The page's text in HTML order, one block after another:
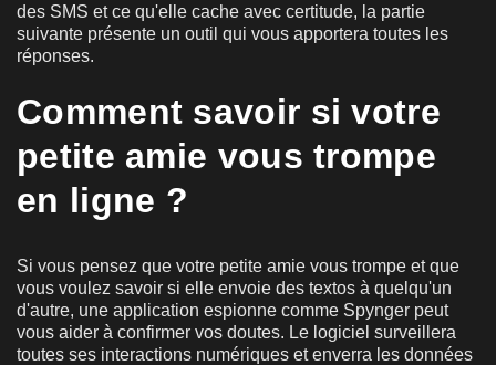
des SMS et ce qu'elle cache avec certitude, la partie
suivante présente un outil qui vous apportera toutes les
réponses.
Comment savoir si votre
petite amie vous trompe
en ligne ?
Si vous pensez que votre petite amie vous trompe et que
vous voulez savoir si elle envoie des textos à quelqu'un
d'autre, une application espionne comme Spynger peut
vous aider à confirmer vos doutes. Le logiciel surveillera
toutes ses interactions numériques et enverra les données